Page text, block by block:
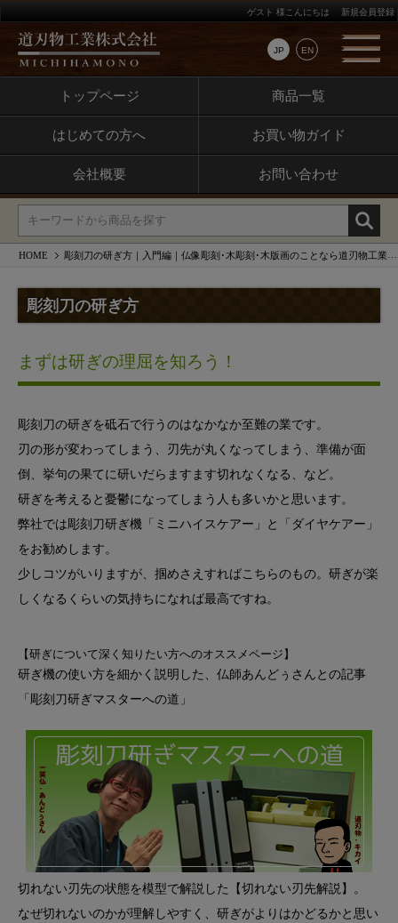
JP EN
ゲスト 様こんにちは 新規会員登録
トップページ 商品一覧
はじめての方へ お買い物ガイド
会社概要 お問い合わせ
HOME 彫刻刀の研ぎ方｜入門編｜仏像彫刻･木彫刻･木版画のことなら道刃物工業株式会社
彫刻刀の研ぎ方
まずは研ぎの理屈を知ろう！
彫刻刀の研ぎを砥石で行うのはなかなか至難の業です。
刃の形が変わってしまう、刃先が丸くなってしまう、準備が面
倒、挙句の果てに研いだらますます切れなくなる、など。
研ぎを考えると憂鬱になってしまう人も多いかと思います。
弊社では彫刻刀研ぎ機「ミニハイスケアー」と「ダイヤケアー」
をお勧めします。
少しコツがいりますが、掴めさえすればこちらのもの。研ぎが楽
しくなるくらいの気持ちになれば最高ですね。
【研ぎについて深く知りたい方へのオススメページ】
研ぎ機の使い方を細かく説明した、仏師あんどぅさんとの記事
「彫刻刀研ぎマスターへの道」
切れない刃先の状態を模型で解説した【切れない刃先解説】。
なぜ切れないのかが理解しやすく、研ぎがよりはかどるかと思い